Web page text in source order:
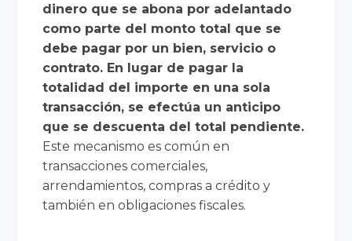
dinero que se abona por adelantado
como parte del monto total que se
debe pagar por un bien, servicio o
contrato. En lugar de pagar la
totalidad del importe en una sola
transacción, se efectúa un anticipo
que se descuenta del total pendiente.
Este mecanismo es común en
transacciones comerciales,
arrendamientos, compras a crédito y
también en obligaciones fiscales.